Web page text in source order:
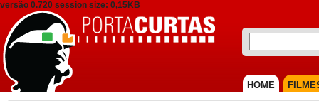
versão 0.720 session size: 0,15KB
HOME